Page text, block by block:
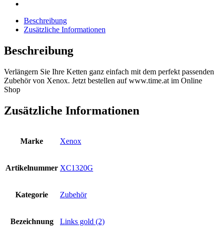
Beschreibung
Zusätzliche Informationen
Beschreibung
Verlängern Sie Ihre Ketten ganz einfach mit dem perfekt passenden
Zubehör von Xenox. Jetzt bestellen auf www.time.at im Online
Shop
Zusätzliche Informationen
Marke Xenox
Artikelnummer XC1320G
Kategorie Zubehör
Bezeichnung Links gold (2)